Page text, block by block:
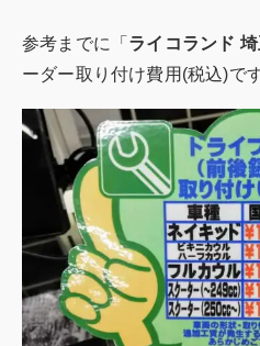
参考までに「 ライコランド
ーダー取り付け費用(税込)です